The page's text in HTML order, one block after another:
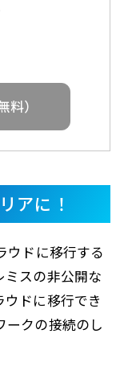
）
アに！
ウドに移行する
ミスの非公開な
ドに移行でき
ークの接続のし